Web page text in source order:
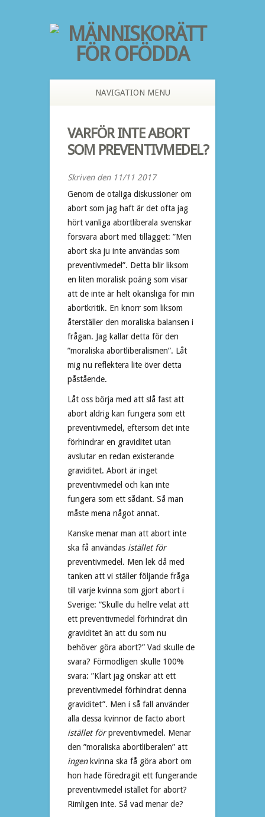
NAVIGATION MENU
VARFÖR INTE ABORT
SOM PREVENTIVMEDEL?
Skriven den 11/11 2017
Genom de otaliga diskussioner om
abort som jag haft är det ofta jag
hört vanliga abortliberala svenskar
försvara abort med tillägget: ”Men
abort ska ju inte användas som
preventivmedel”. Detta blir liksom
en liten moralisk poäng som visar
att de inte är helt okänsliga för min
abortkritik. En knorr som liksom
återställer den moraliska balansen i
frågan. Jag kallar detta för den
”moraliska abortliberalismen”. Låt
mig nu reflektera lite över detta
påstående.
Låt oss börja med att slå fast att
abort aldrig kan fungera som ett
preventivmedel, eftersom det inte
förhindrar en graviditet utan
avslutar en redan existerande
graviditet. Abort är inget
preventivmedel och kan inte
fungera som ett sådant. Så man
måste mena något annat.
Kanske menar man att abort inte
ska få användas istället för
preventivmedel. Men lek då med
tanken att vi ställer följande fråga
till varje kvinna som gjort abort i
Sverige: ”Skulle du hellre velat att
ett preventivmedel förhindrat din
graviditet än att du som nu
behöver göra abort?” Vad skulle de
svara? Förmodligen skulle 100%
svara: ”Klart jag önskar att ett
preventivmedel förhindrat denna
graviditet”. Men i så fall använder
alla dessa kvinnor de facto abort
istället förpreventivmedel. Menar
den ”moraliska abortliberalen” att
ingenkvinna ska få göra abort om
hon hade föredragit ett fungerande
preventivmedel istället för abort?
Rimligen inte. Så vad menar de?